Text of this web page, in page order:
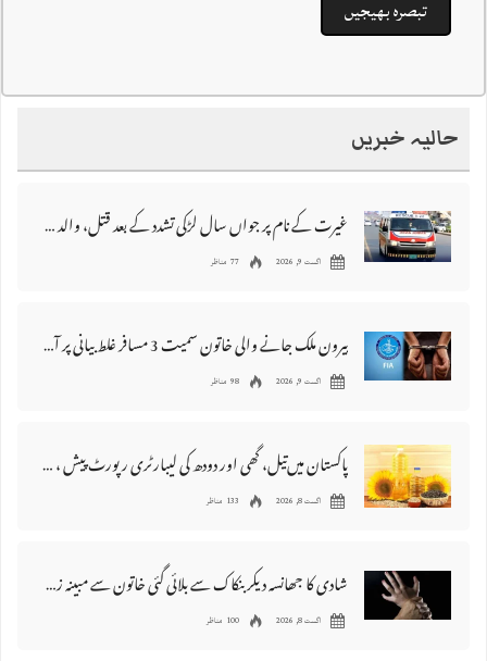
حالیہ خبریں
غیرت کے نام پر جواں سال لڑکی تشدد کے بعد قتل، والد اور دو بھائی گرفتار
اگست 9, 2026 77 مناظر
بیرون ملک جانے والی خاتون سمیت 3 مسافر غلط بیانی پر آف لوڈ کر دئیے گئے
اگست 9, 2026 98 مناظر
پاکستان میں‌تیل، گھی اور دودھ کی لیبارٹری رپورٹ پیش ، 176 نمونے غیر معیاری قرار
اگست 8, 2026 133 مناظر
شادی کا جھانسہ دیکر بنکاک سے بلائی گئی خاتون سے مبینہ زیادتی، ملزم گرفتار
اگست 8, 2026 100 مناظر